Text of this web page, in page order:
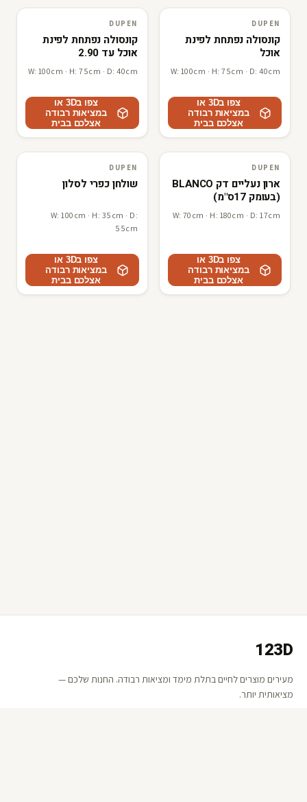
3D · AR
DUPEN
DUPEN
קונסולה נפתחת לפינת
אוכל
W: 100cm · H: 75cm · D: 40cm
צפו ב3D או
במציאות רבודה
אצלכם בבית
3D · AR
DUPEN
DUPEN
קונסולה נפתחת לפינת
אוכל עד 2.90
W: 100cm · H: 75cm · D: 40cm
צפו ב3D או
במציאות רבודה
אצלכם בבית
3D · AR
DUPEN
DUPEN
(בעומק 17ס"מ)
W: 70cm · H: 180cm · D: 17cm
צפו ב3D או
במציאות רבודה
אצלכם בבית
3D · AR
DUPEN
DUPEN
שולחן כפרי לסלון
W: 100cm · H: 35cm · D:
55cm
צפו ב3D או
במציאות רבודה
אצלכם בבית
123D
מעירים מוצרים לחיים בתלת מימד ומציאות רבודה. החנות שלכם —
מציאותית יותר.